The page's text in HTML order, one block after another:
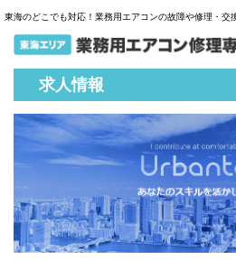
東海のどこでも対応！業務用エアコンの故障や修理・交
求人情報